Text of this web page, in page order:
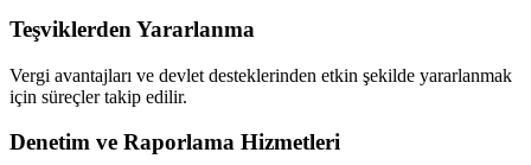
Teşviklerden Yararlanma
Vergi avantajları ve devlet desteklerinden etkin şekilde yararlanmak
için süreçler takip edilir.
Denetim ve Raporlama Hizmetleri